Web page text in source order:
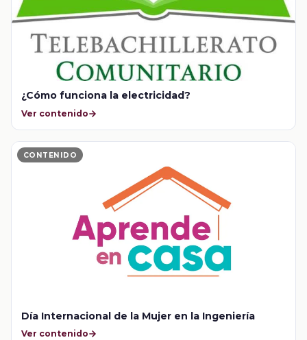
¿Cómo funciona la electricidad?
Ver contenido
CONTENIDO
Día Internacional de la Mujer en la Ingeniería
Ver contenido